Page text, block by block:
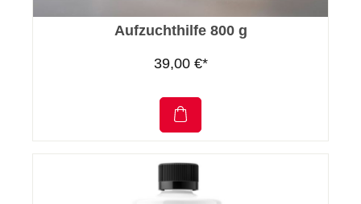
Aufzuchthilfe 800 g
39,00 €*